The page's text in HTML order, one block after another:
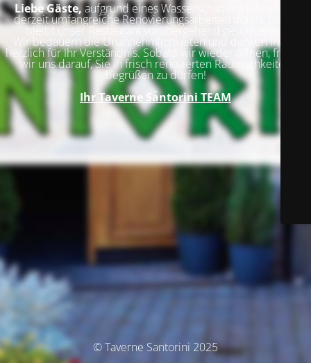
Liebe Gäste,aufgrund eines Wasserschadens führen wir
derzeit umfangreiche Renovierungsarbeiten durch. Daher
bleibt unser Restaurant vorübergehend geschlossen.
Wir bedauern die Unannehmlichkeiten und danken Ihnen
herzlich für Ihr Verständnis. Sobald wir wieder öffnen, freuen
wir uns darauf, Sie in frisch renovierten Räumlichkeiten
begrüßen zu dürfen!
Ihr Taverne Santorini TEAM
© Taverne Santorini 2025